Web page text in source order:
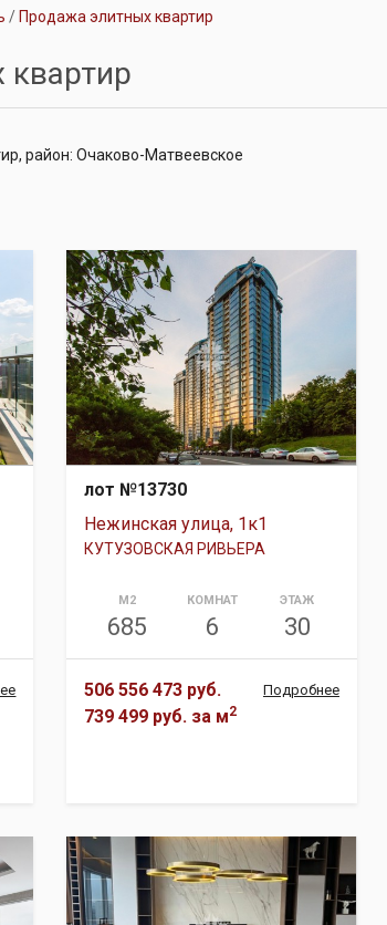
Продажа элитных квартир
район: Очаково-Матвеевское
лот №13730
Нежинская улица, 1к1
КУТУЗОВСКАЯ РИВЬЕРА
М2
685
КОМНАТ
6
ЭТАЖ
30
506 556 473 руб.
739 499 руб. за м2
Подробнее